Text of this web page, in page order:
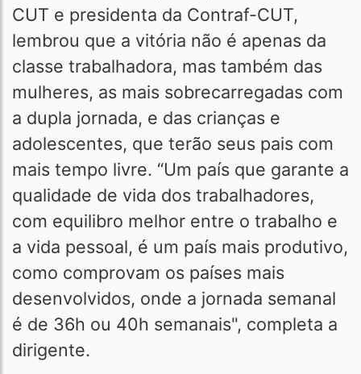
CUT e presidenta da Contraf-CUT,
lembrou que a vitória não é apenas da
classe trabalhadora, mas também das
mulheres, as mais sobrecarregadas com
a dupla jornada, e das crianças e
adolescentes, que terão seus pais com
mais tempo livre. “Um país que garante a
qualidade de vida dos trabalhadores,
com equilibro melhor entre o trabalho e
a vida pessoal, é um país mais produtivo,
como comprovam os países mais
desenvolvidos, onde a jornada semanal
é de 36h ou 40h semanais", completa a
dirigente.